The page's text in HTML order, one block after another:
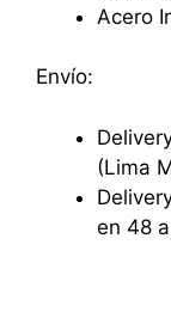
Acero
Envío:
(Lima
en 48